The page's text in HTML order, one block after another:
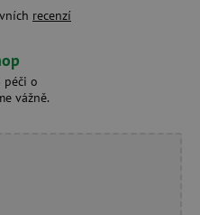
recenzí
o
vážně.